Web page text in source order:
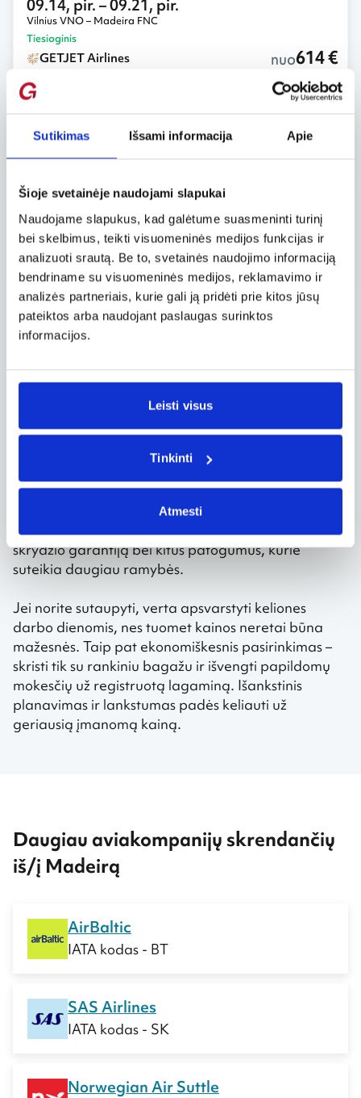
Sutikimas Išsami informacija Apie
Šioje svetainėje naudojami slapukai
Naudojame slapukus, kad galėtume suasmeninti turinį
bei skelbimus, teikti visuomeninės medijos funkcijas ir
analizuoti srautą. Be to, svetainės naudojimo informaciją
bendriname su visuomeninės medijos, reklamavimo ir
analizės partneriais, kurie gali ją pridėti prie kitos jūsų
pateiktos arba naudojant paslaugas surinktos
informacijos.
Leisti visus
Tinkinti
Atmesti
09.14, pir.– 09.21, pir.
Vilnius VNO – Madeira FNC
Tiesioginis
GETJET Airlines nuo614 €
09.21, pir.
Tiesioginis
GETJET Airlines
Vilnius VNO – Madeira FNC
Tiesioginis
GETJET Airlines nuo655 €
Greitai.lt dažnai pateikia specialius pasiūlymus,
trumpalaikes akcijas ir nuolaidas, todėl verta
Galite užsiprenumeruoti naujienlaiškį ir pirmieji
sužinoti apie geriausius pasiūlymus arba iš karto
pradėti skrydžių paiešką pagal savo kriterijus
(Portugaliją). Be to, rezervuojant bilietus galima
pasirinkti ir papildomas paslaugas – greitesnę oro
uosto patikrą, kelionės draudimą, sutrikdyto
skrydžio garantiją bei kitus patogumus, kurie
suteikia daugiau ramybės.
Jei norite sutaupyti, verta apsvarstyti keliones
darbo dienomis, nes tuomet kainos neretai būna
mažesnės. Taip pat ekonomiškesnis pasirinkimas –
skristi tik su rankiniu bagažu ir išvengti papildomų
mokesčių už registruotą lagaminą. Išankstinis
planavimas ir lankstumas padės keliauti už
geriausią įmanomą kainą.
Daugiau aviakompanijų skrendančių
iš/į Madeirą
AirBaltic
IATA kodas - BT
SAS Airlines
IATA kodas - SK
Norwegian Air Suttle